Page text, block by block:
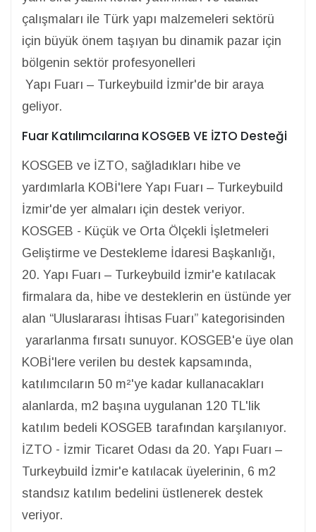
çalışmaları ile Türk yapı malzemeleri sektörü
için büyük önem taşıyan bu dinamik pazar için
bölgenin sektör profesyonelleri
Yapı Fuarı – Turkeybuild İzmir'de bir araya
geliyor.
Fuar Katılımcılarına KOSGEB VE İZTO Desteği
KOSGEB ve İZTO, sağladıkları hibe ve
yardımlarla KOBİ'lere Yapı Fuarı – Turkeybuild
İzmir'de yer almaları için destek veriyor.
KOSGEB - Küçük ve Orta Ölçekli İşletmeleri
Geliştirme ve Destekleme İdaresi Başkanlığı,
20. Yapı Fuarı – Turkeybuild İzmir'e katılacak
firmalara da, hibe ve desteklerin en üstünde yer
alan “Uluslararası İhtisas Fuarı” kategorisinden
yararlanma fırsatı sunuyor. KOSGEB'e üye olan
KOBİ'lere verilen bu destek kapsamında,
katılımcıların 50 m²'ye kadar kullanacakları
alanlarda, m2 başına uygulanan 120 TL'lik
katılım bedeli KOSGEB tarafından karşılanıyor.
İZTO - İzmir Ticaret Odası da 20. Yapı Fuarı –
Turkeybuild İzmir'e katılacak üyelerinin, 6 m2
standsız katılım bedelini üstlenerek destek
veriyor.